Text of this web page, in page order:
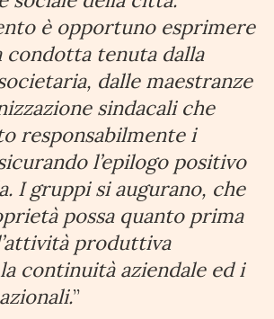
è opportuno esprimere
condotta tenuta dalla
dalle maestranze
sindacali che
responsabilmente i
l’epilogo positivo
I gruppi si augurano, che
possa quanto prima
produttiva
continuità aziendale ed i
”